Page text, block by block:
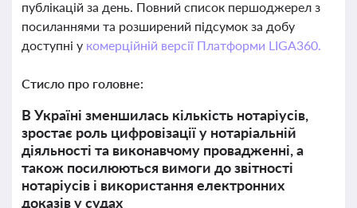
публікацій за день. Повний список першоджерел з
посиланнями та розширений підсумок за добу
доступні у комерційній версії Платформи LIGA360.
Стисло про головне:
В Україні зменшилась кількість нотаріусів,
зростає роль цифровізації у нотаріальній
діяльності та виконавчому провадженні, а
також посилюються вимоги до звітності
нотаріусів і використання електронних
доказів у судах